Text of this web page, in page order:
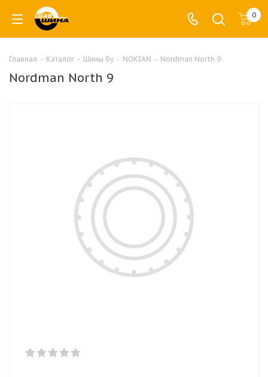
0
Главная - Каталог - Шины бу - NOKIAN - Nordman North 9
Nordman North 9